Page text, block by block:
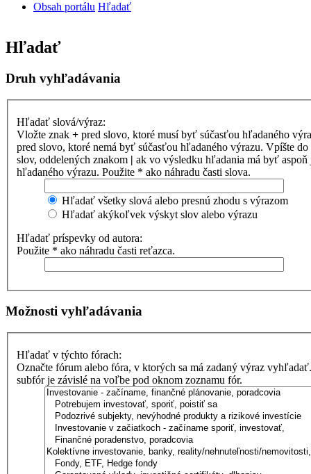
Obsah portálu Hľadať
Hľadať
Druh vyhľadávania
Hľadať slová/výraz:
Vložte znak + pred slovo, ktoré musí byť súčasťou hľadaného
pred slovo, ktoré nemá byť súčasťou hľadaného výrazu. Vpíšte
slov, oddelených znakom | ak vo výsledku hľadania má byť aspoň
hľadaného výrazu. Použite * ako náhradu časti slova.
Hľadať všetky slová alebo presnú zhodu s výrazom
Hľadať akýkoľvek výskyt slov alebo výrazu
Hľadať príspevky od autora:
Použite * ako náhradu časti reťazca.
Možnosti vyhľadávania
Hľadať v týchto fórach:
Označte fórum alebo fóra, v ktorých sa má zadaný výraz
subfór je závislé na voľbe pod oknom zoznamu fór.